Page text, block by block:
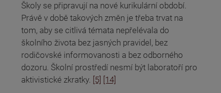
Školy se připravují na nové kurikulární období.
Právě v době takových změn je třeba trvat na
tom, aby se citlivá témata nepřelévala do
školního života bez jasných pravidel, bez
rodičovské informovanosti a bez odborného
dozoru. Školní prostředí nesmí být laboratoří pro
aktivistické zkratky. [5] [14]